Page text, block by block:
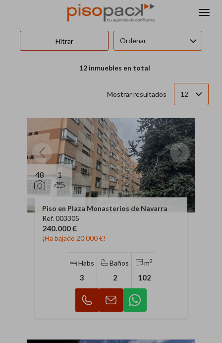
INMUEBLES EN VENTA DE PISOPACK INMOBILIARIA
Filtrar Ordenar
12 inmuebles en total
Mostrar resultados 12
48 1
Piso en Plaza Monasterios de Navarra
Ref. 003305
240.000 €
¡Ha bajado 20.000 €!
Habs
3
Baños
2
m2
102